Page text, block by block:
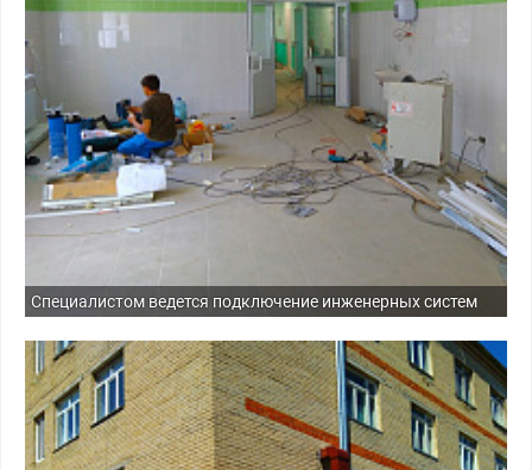
Специалистом ведется подключение инженерных систем